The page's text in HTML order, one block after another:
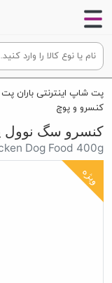
پت شاپ اینترنتی باران پت
کنسرو و پوچ
کنسرو سگ نوول پته
Dog Food 400g
ویژه